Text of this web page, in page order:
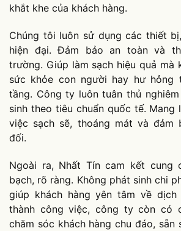
khắt khe của khách hàng.
Chúng tôi luôn sử dụng các thiết
hiện đại. Đảm bảo an toàn và
trường. Giúp làm sạch hiệu quả mà
sức khỏe con người hay hư hỏng
tầng. Công ty luôn tuân thủ
sinh theo tiêu chuẩn quốc tế. Mang
việc sạch sẽ, thoáng mát và đảm
đối.
Ngoài ra, Nhất Tín cam kết cung
bạch, rõ ràng. Không phát sinh chi
giúp khách hàng yên tâm về dịch
thành công việc, công ty còn có
chăm sóc khách hàng chu đáo,